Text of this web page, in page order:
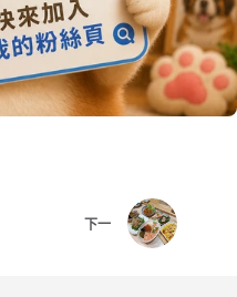
下一